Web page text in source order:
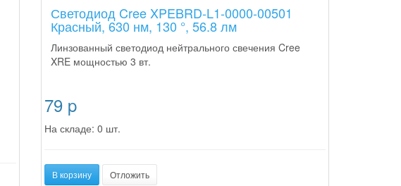
Светодиод Cree XPEBRD-L1-0000-00501
Красный, 630 нм, 130 °, 56.8 лм
Линзованный светодиод нейтрального свечения Cree
XRE мощностью 3 вт.
79 p
На складе: 0 шт.
В корзину Отложить